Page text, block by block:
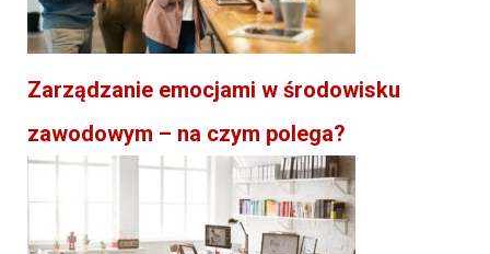
Zarządzanie emocjami w środowisku
zawodowym – na czym polega?